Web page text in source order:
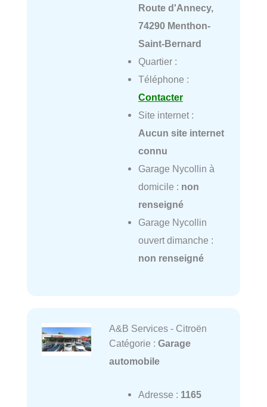
Route d'Annecy,
74290 Menthon-
Saint-Bernard
Quartier :
Téléphone :
Contacter
Site internet :
Aucun site internet
connu
Garage Nycollin à
domicile : non
renseigné
Garage Nycollin
ouvert dimanche :
non renseigné
A&B Services - Citroën
Catégorie : Garage
automobile
Adresse : 1165